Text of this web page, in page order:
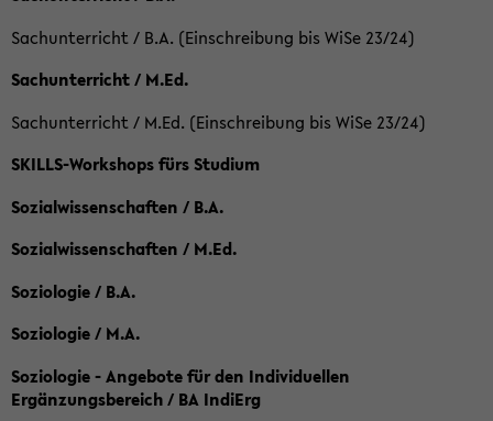
Sachunterricht / B.A. (Einschreibung bis WiSe 23/24)
Sachunterricht / M.Ed.
Sachunterricht / M.Ed. (Einschreibung bis WiSe 23/24)
SKILLS-Workshops fürs Studium
Sozialwissenschaften / B.A.
Sozialwissenschaften / M.Ed.
Soziologie / B.A.
Soziologie / M.A.
Soziologie - Angebote für den Individuellen
Ergänzungsbereich / BA IndiErg